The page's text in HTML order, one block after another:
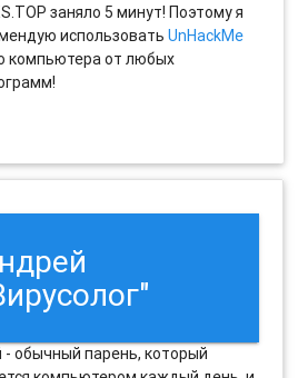
заняло 5 минут! Поэтому я
использоватьUnHackMe
компьютера от любых
- обычный парень, который